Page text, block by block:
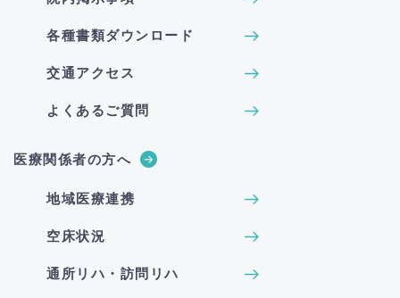
各種書類ダウンロード
交通アクセス
よくあるご質問
医療関係者の方へ
地域医療連携
空床状況
通所リハ・訪問リハ